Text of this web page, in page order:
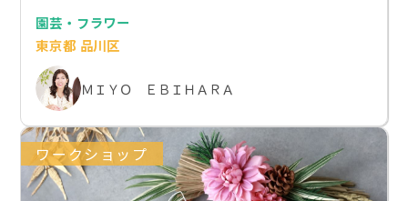
園芸・フラワー
東京都 品川区
ＭＩＹＯ ＥＢＩＨＡＲＡ
ワークショップ